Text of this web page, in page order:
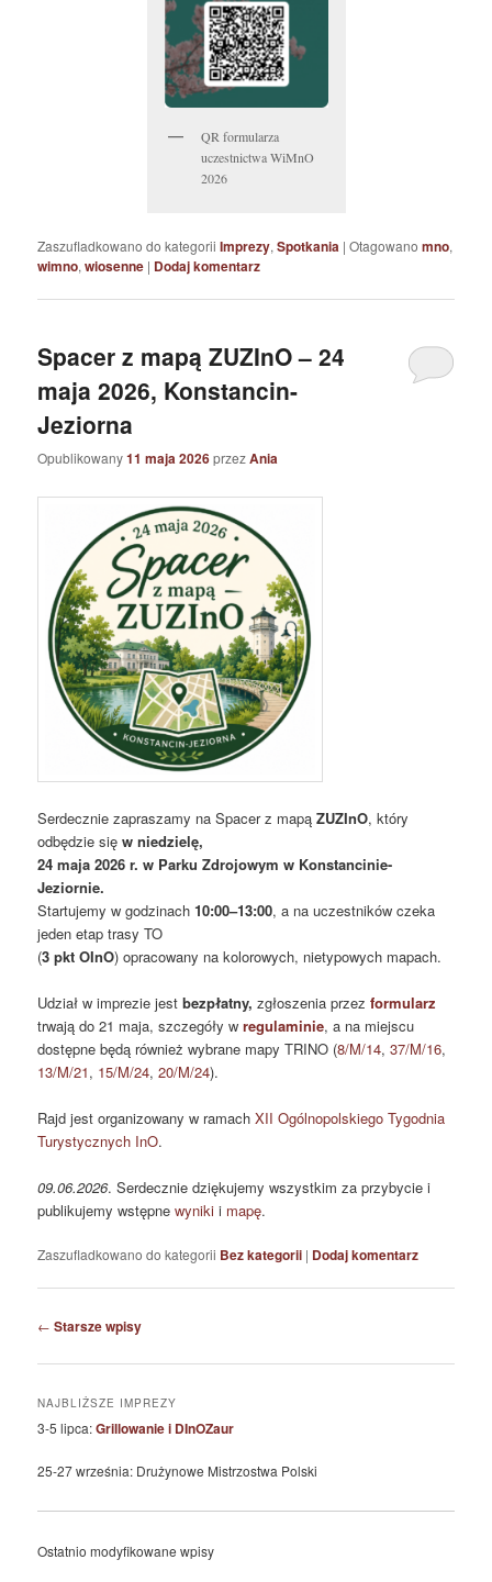
QR formularza
uczestnictwa WiMnO
2026
Zaszufladkowano do kategorii Imprezy,Spotkania |Otagowano mno,
wimno,wiosenne | Dodaj komentarz
Spacer z mapą ZUZInO – 24
maja 2026, Konstancin-
Jeziorna
Opublikowany11 maja 2026przezAnia
Serdecznie zapraszamy na Spacer z mapąZUZInO, który
odbędzie sięw niedzielę,
24 maja 2026 r. w Parku Zdrojowym w Konstancinie-
Jeziornie.
Startujemy w godzinach10:00–13:00, a na uczestników czeka
jeden etap trasy TO
(3 pkt OInO) opracowany na kolorowych, nietypowych mapach.
Udział w imprezie jestbezpłatny, zgłoszenia przezformularz
trwają do 21 maja, szczegóły wregulaminie, a na miejscu
dostępne będą również wybrane mapy TRINO (8/M/14,37/M/16,
13/M/21, 15/M/24,20/M/24).
Rajd jest organizowany w ramachXII Ogólnopolskiego Tygodnia
Turystycznych InO.
09.06.2026. Serdecznie dziękujemy wszystkim za przybycie i
publikujemy wstępnewynikii mapę.
Zaszufladkowano do kategorii Bez kategorii | Dodaj komentarz
Nawigacja
← Starsze wpisy
NAJBLIŻSZE IMPREZY
3-5 lipca:Grillowanie i DInOZaur
25-27 września: Drużynowe Mistrzostwa Polski
Ostatnio modyfikowane wpisy